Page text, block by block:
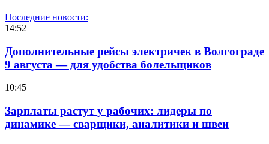
Последние новости:
14:52
Дополнительные рейсы электричек в Волгограде
9 августа — для удобства болельщиков
10:45
Зарплаты растут у рабочих: лидеры по
динамике — сварщики, аналитики и швеи